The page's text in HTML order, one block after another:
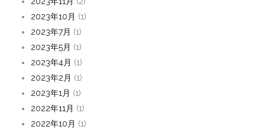
2023年10月 (1)
2023年7月 (1)
2023年5月 (1)
2023年4月 (1)
2023年2月 (1)
2023年1月 (1)
2022年11月 (1)
2022年10月 (1)